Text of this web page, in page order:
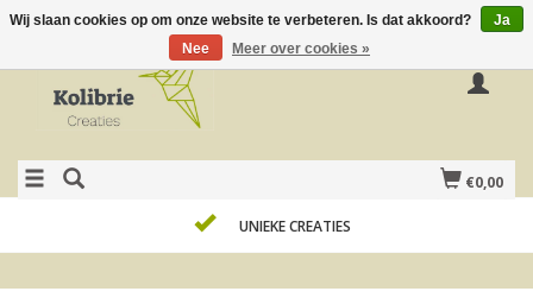
€0,00
UNIEKE CREATIES
Wij slaan cookies op om onze website te verbeteren. Is dat akkoord?
Ja
Nee
Meer over cookies »